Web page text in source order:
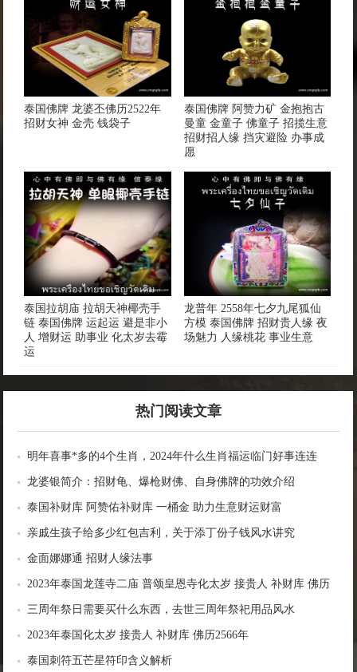
泰国佛牌 龙婆丕佛历2522年
招财女神 金壳 钱袋子
泰国佛牌 阿赞力矿 金抱抱古
曼童 金童子 佛童子 招揽生意
招财招人缘 挡灾避险 办事成
愿
泰国拉胡庙 拉胡天神椰壳手
链 泰国佛牌 运起运 避是非小
人 增财运 助事业 化太岁去霉
运
龙普年 2558年七夕九尾狐仙
方模 泰国佛牌 招财贵人缘 夜
场魅力 人缘桃花 事业生意
热门阅读文章
明年喜事*多的4个生肖，2024年什么生肖福运临门好事连连
龙婆银简介：招财龟、爆枪财佛、自身佛牌的功效介绍
泰国补财库 阿赞佑补财库 一桶金 助力生意财运财富
亲戚生孩子给多少红包吉利，关于添丁份子钱风水讲究
金面娜娜通 招财人缘法事
2023年泰国龙莲寺二庙 普颂皇恩寺化太岁 接贵人 补财库 佛历
2566年
三周年祭日需要买什么东西，去世三周年祭祀用品风水
2023年泰国化太岁 接贵人 补财库 佛历2566年
泰国刺符五芒星符印含义解析